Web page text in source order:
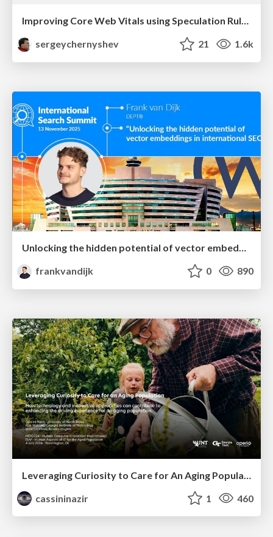
sergeychernyshev
21 1.6k
Unlocking the hidden potential of vector embeddings in international SEO
frankvandijk
0 890
cassininazir
1 460